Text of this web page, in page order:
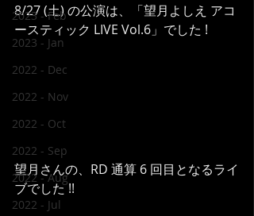
2023 - Feb
2023 - Jan
2022 - Dec
2022 - Nov
2022 - Oct
2022 - Sep
2022 - Aug
2022 - Jul
8/27 (土) の公演は、「望月よしえ アコ
ースティック LIVE Vol.6」でした !
望月さんの、RD 通算 6 回目となるライ
ブでした !!